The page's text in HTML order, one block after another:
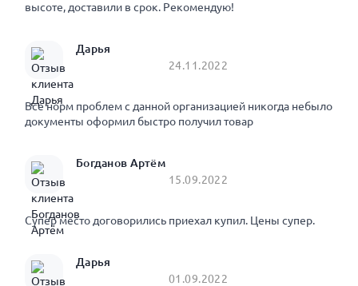
высоте, доставили в срок. Рекомендую!
Дарья
24.11.2022
Все норм проблем с данной организацией никогда небыло
документы оформил быстро получил товар
Богданов Артём
15.09.2022
Супер место договорились приехал купил. Цены супер.
Дарья
01.09.2022